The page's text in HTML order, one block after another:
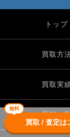
無料
買取 / 査定は
トップ
買取方
買取実
店舗一